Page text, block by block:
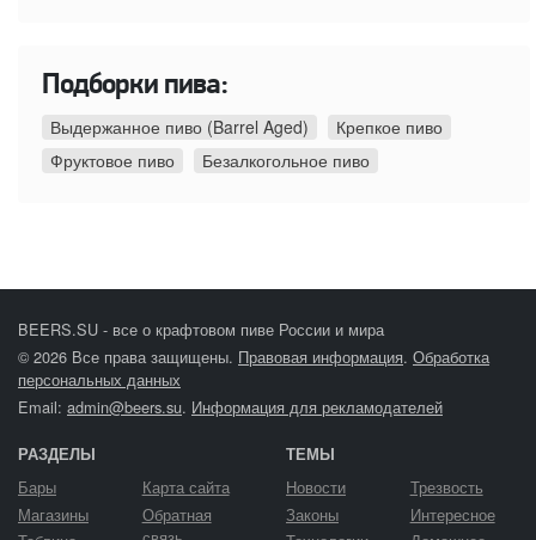
Подборки пива:
Выдержанное пиво (Barrel Aged)
Крепкое пиво
Фруктовое пиво
Безалкогольное пиво
BEERS.SU - все о крафтовом пиве России и мира
© 2026 Все права защищены. Правовая информация. Обработка
персональных данных
Email: admin@beers.su. Информация для рекламодателей
РАЗДЕЛЫ
Бары
Магазины
Карта сайта
Обратная
ТЕМЫ
Новости
Законы
Трезвость
Интересное